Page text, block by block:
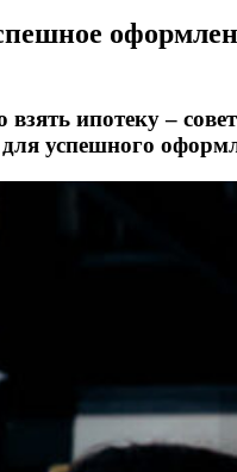
ипотеку –
успешного